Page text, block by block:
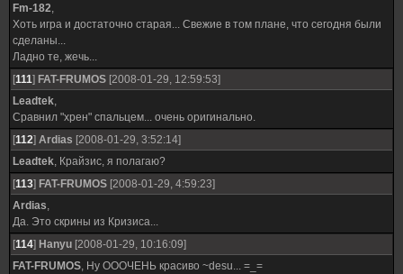
Fm-182,
Хоть игра и достаточно старая... Свежие в том плане, что сегодня были
сделаны...
Ладно те, жечь...
[111] FAT-FRUMOS [2008-01-29, 12:59:53]
Leadtek,
Сравнил "хрен" спальцем... очень оригинально.
[112] Ardias [2008-01-29, 3:52:14]
Leadtek, Крайзис, я полагаю?
[113] FAT-FRUMOS [2008-01-29, 4:59:23]
Ardias,
Да. Это скрины из Кризиса...
[114] Hanyu [2008-01-29, 10:16:09]
FAT-FRUMOS, Ну ОООЧЕНЬ красиво ~desu... =_=